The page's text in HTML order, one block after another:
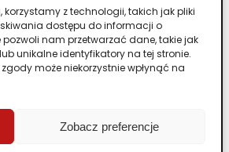
z technologii, takich jak pliki
dostępu do informacji o
nam przetwarzać dane, takie jak
unikalne identyfikatory na tej stronie.
może niekorzystnie wpłynąć na
Zobacz preferencje
dystrybutorem?
stronę do góry